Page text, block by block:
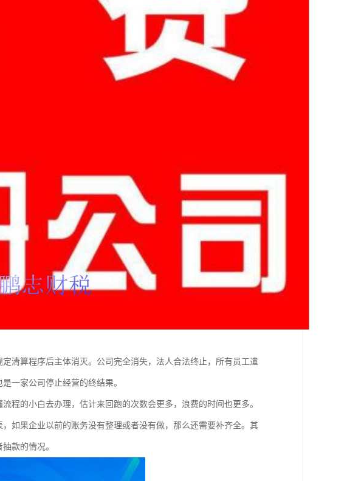
清算程序后主体消灭。公司完全消失，法人合法终止，所有员工遣
一家公司停止经营的终结果。
程的小白去办理，估计来回跑的次数会更多，浪费的时间也更多。
如果企业以前的账务没有整理或者没有做，那么还需要补齐全。其
款的情况。